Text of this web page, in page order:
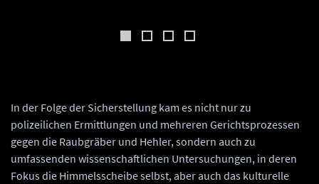
In der Folge der Sicherstellung kam es nicht nur zu
polizeilichen Ermittlungen und mehreren Gerichtsprozessen
gegen die Raubgräber und Hehler, sondern auch zu
umfassenden wissenschaftlichen Untersuchungen, in deren
Fokus die Himmelsscheibe selbst, aber auch das kulturelle